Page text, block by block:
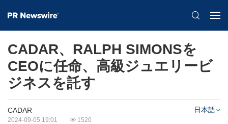
CADAR、RALPH SIMONSを
CEOに任命、高級ジュエリービ
ジネスを託す
CADAR
2024-09-05 19:01 1520
日本語